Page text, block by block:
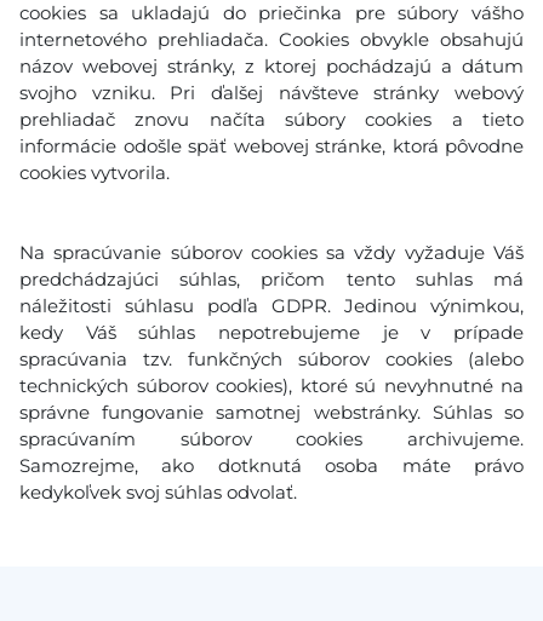
cookies sa ukladajú do priečinka pre súbory vášho
internetového prehliadača. Cookies obvykle obsahujú
názov webovej stránky, z ktorej pochádzajú a dátum
svojho vzniku. Pri ďalšej návšteve stránky webový
prehliadač znovu načíta súbory cookies a tieto
informácie odošle späť webovej stránke, ktorá pôvodne
cookies vytvorila.
Na spracúvanie súborov cookies sa vždy vyžaduje Váš
predchádzajúci súhlas, pričom tento suhlas má
náležitosti súhlasu podľa GDPR. Jedinou výnimkou,
kedy Váš súhlas nepotrebujeme je v prípade
spracúvania tzv. funkčných súborov cookies (alebo
technických súborov cookies), ktoré sú nevyhnutné na
správne fungovanie samotnej webstránky. Súhlas so
spracúvaním súborov cookies archivujeme.
Samozrejme, ako dotknutá osoba máte právo
kedykoľvek svoj súhlas odvolať.